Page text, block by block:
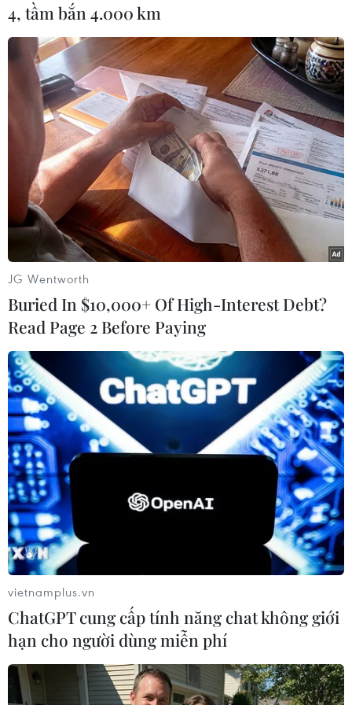
#Đài Loan #Động đất
#Cơ quan Thời tiết Đài Loan
Đài Loan
Theo dõi VietnamPlus
TIN LIÊN QUAN
Động đất mạnh ở quần đảo Mariana,
4, tầm bắn 4.000 km
JG Wentworth
Buried In $10,000+ Of High-Interest Debt?
Read Page 2 Before Paying
vietnamplus.vn
ChatGPT cung cấp tính năng chat không giới
hạn cho người dùng miễn phí